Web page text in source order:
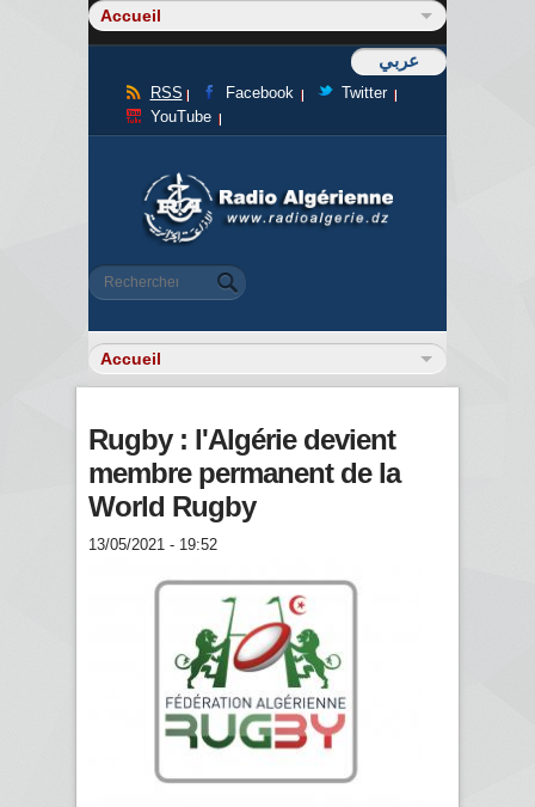
عربي
RSS Facebook
Twitter
YouTube
Formulaire de recherche
Rechercher
Rugby : l'Algérie devient
membre permanent de la
World Rugby
13/05/2021 - 19:52